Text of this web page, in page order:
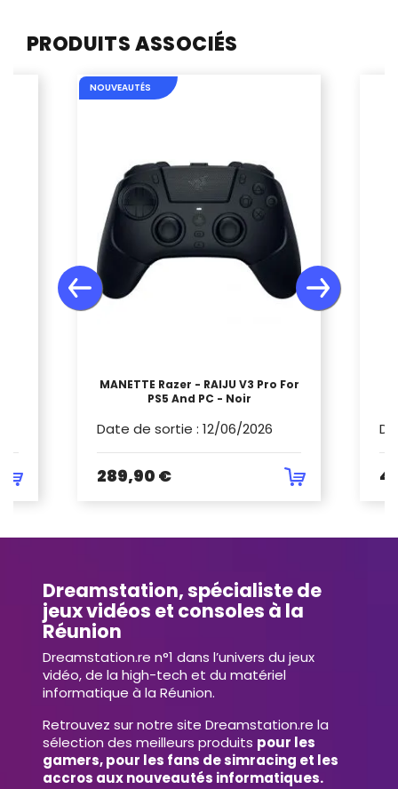
PRODUITS ASSOCIÉS
MANETTE Razer - RAIJU V3 Pro For
PS5 And PC - Noir
Date de sortie : 12/06/2026
289,90 €
NOUVEAUTÉS
Dreamstation, spécialiste de
jeux vidéos et consoles à la
Réunion
Dreamstation.re n°1 dans l’univers du jeux
vidéo, de la high-tech et du matériel
informatique à la Réunion.
Retrouvez sur notre site Dreamstation.re la
sélection des meilleurs produits pour les
gamers, pour les fans de simracing et les
accros aux nouveautés informatiques.